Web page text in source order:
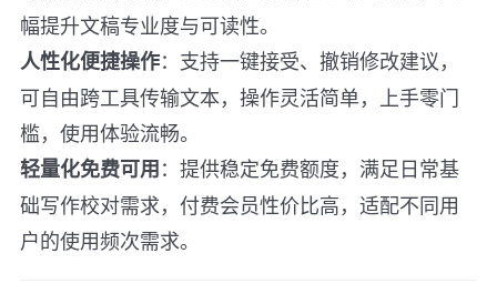
幅提升文稿专业度与可读性。
人性化便捷操作：支持一键接受、撤销修改建议，
可自由跨工具传输文本，操作灵活简单，上手零门
槛，使用体验流畅。
轻量化免费可用：提供稳定免费额度，满足日常基
础写作校对需求，付费会员性价比高，适配不同用
户的使用频次需求。